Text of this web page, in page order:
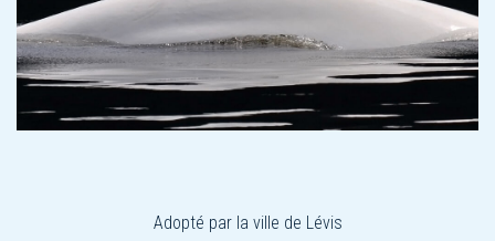
Adopté par la ville de Lévis